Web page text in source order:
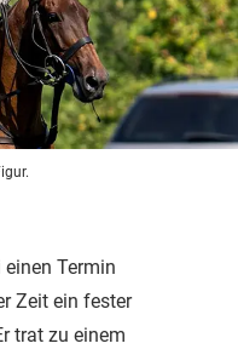
Termin
Zeit ein fester
trat zu einem